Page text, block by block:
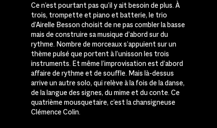
Ce n’est pourtant pas qu’il y ait besoin de plus. À
trois, trompette et piano et batterie, le trio
d’Airelle Besson choisit de ne pas combler la basse
mais de construire sa musique d’abord sur du
rythme. Nombre de morceaux s’appuient sur un
thème pulsé que portent à l’unisson les trois
instruments. Et même l’improvisation est d’abord
affaire de rythme et de souffle. Mais là-dessus
arrive un autre solo, qui relève à la fois de la danse,
de la langue des signes, du mime et du conte. Ce
quatrième mousquetaire, c’est la chansigneuse
Clémence Colin.